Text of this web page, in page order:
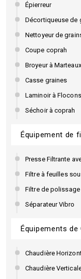
Épierreur
Décortiqueuse de
Nettoyeur de
Coupe coprah
Broyeur à Marteaux
Casse graines
Laminoir à Flocons
Séchoir à coprah
Équipement de
Presse Filtrante
Filtre à feuilles
Filtre de polissage
Séparateur Vibro
Équipements
Chaudière
Chaudière